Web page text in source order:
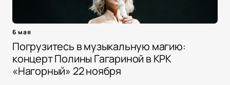
6 мая
Погрузитесь в музыкальную магию:
концерт Полины Гагариной в КРК
«Нагорный» 22 ноября